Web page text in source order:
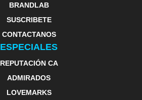
BRANDLAB
SUSCRIBETE
CONTACTANOS
ESPECIALES
REPUTACIÓN CA
ADMIRADOS
LOVEMARKS